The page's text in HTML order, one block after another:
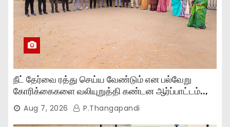
நீட் தேர்வை ரத்து செய்ய வேண்டும் என பல்வேறு
கோரிக்கைகளை வலியுறுத்தி கண்டன ஆர்ப்பாட்டம்..,
Aug 7, 2026 P.Thangapandi